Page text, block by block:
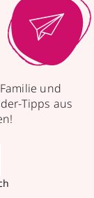
und
Tipps aus